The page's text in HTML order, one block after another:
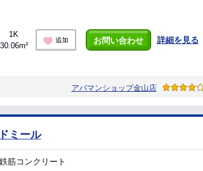
1K
30.06m²
追加 お問い合わせ 詳細を見る
アパマンショップ金山店
ミール
鉄筋コンクリート